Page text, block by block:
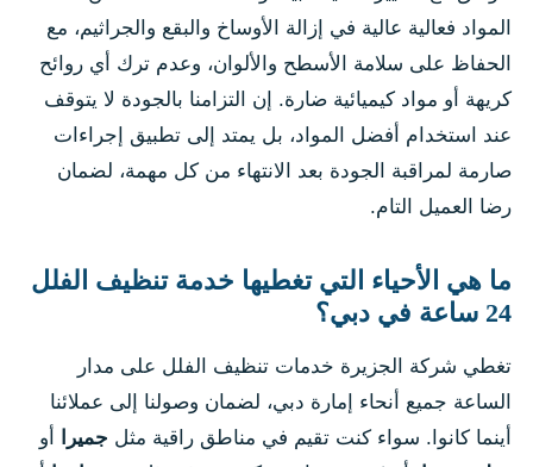
المواد فعالية عالية في إزالة الأوساخ والبقع والجراثيم، مع
الحفاظ على سلامة الأسطح والألوان، وعدم ترك أي روائح
كريهة أو مواد كيميائية ضارة. إن التزامنا بالجودة لا يتوقف
عند استخدام أفضل المواد، بل يمتد إلى تطبيق إجراءات
صارمة لمراقبة الجودة بعد الانتهاء من كل مهمة، لضمان
رضا العميل التام.
ما هي الأحياء التي تغطيها خدمة تنظيف الفلل
24 ساعة في دبي؟
تغطي شركة الجزيرة خدمات تنظيف الفلل على مدار
الساعة جميع أنحاء إمارة دبي، لضمان وصولنا إلى عملائنا
أينما كانوا. سواء كنت تقيم في مناطق راقية مثل جميرا
أو